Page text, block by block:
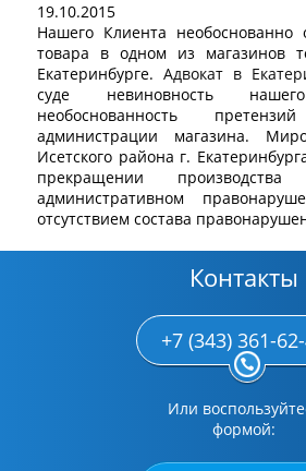
19.10.2015
Нашего Клиента
товара в одном из магазинов
Екатеринбурге.Адвокат в
суде невиновность
необоснованность
администрации магазина.
Исетского района г.
прекращении
административном
отсутствием состава
Контакты
+7 (343) 361-
Или
формой: